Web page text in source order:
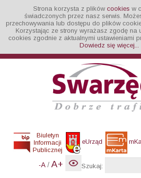
Strona korzysta z plików cookies w
świadczonych przez nasz serwis.
przechowywania lub dostępu do plików
Korzystając ze strony wyrażasz zgodę na
cookies zgodnie z aktualnymi ustawieniami
Dowiedz się więcej...
Biuletyn
Informacji
Publicznej
eUrząd
-A / A+ Szukaj: